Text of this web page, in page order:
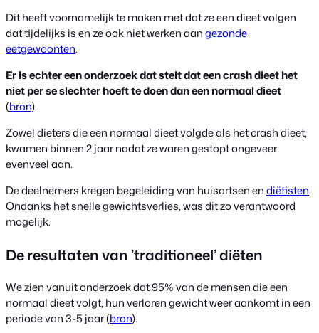
Dit heeft voornamelijk te maken met dat ze een dieet volgen
dat tijdelijks is en ze ook niet werken aangezonde
eetgewoonten.
Er is echter een onderzoek dat stelt dat een crash dieet het
niet per se slechter hoeft te doen dan een normaal dieet
(bron).
Zowel dieters die een normaal dieet volgde als het crash dieet,
kwamen binnen 2 jaar nadat ze waren gestopt ongeveer
evenveel aan.
De deelnemers kregen begeleiding van huisartsen endiëtisten.
Ondanks het snelle gewichtsverlies, was dit zo verantwoord
mogelijk.
De resultaten van ’traditioneel’ diëten
We zien vanuit onderzoek dat 95% van de mensen die een
normaal dieet volgt, hun verloren gewicht weer aankomt in een
periode van 3-5 jaar (bron).